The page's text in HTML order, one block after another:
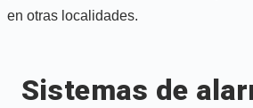
en otras localidades.
Sistemas de